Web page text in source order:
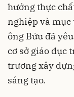
hướng thực
nghiệp và
ông Bửu đã
cơ sở giáo dục
trương xây
sáng tạo.